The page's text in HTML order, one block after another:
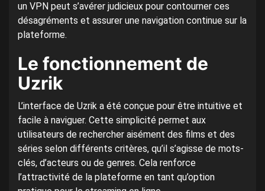
un VPN peut s’avérer judicieux pour contourner ces
désagréments et assurer une navigation continue sur la
plateforme.
Le fonctionnement de
Uzrik
L’interface de Uzrik a été conçue pour être intuitive et
facile à naviguer. Cette simplicité permet aux
utilisateurs de rechercher aisément des films et des
séries selon différents critères, qu’il s’agisse de mots-
clés, d’acteurs ou de genres. Cela renforce
l’attractivité de la plateforme en tant qu’option